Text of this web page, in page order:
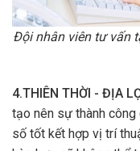
Đội nhân viên tư vấn
4.THIÊN THỜI - ĐỊA
tạo nên sự thành
số tốt kết hợp vị trí